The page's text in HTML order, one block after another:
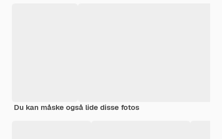
Du kan måske også lide disse fotos